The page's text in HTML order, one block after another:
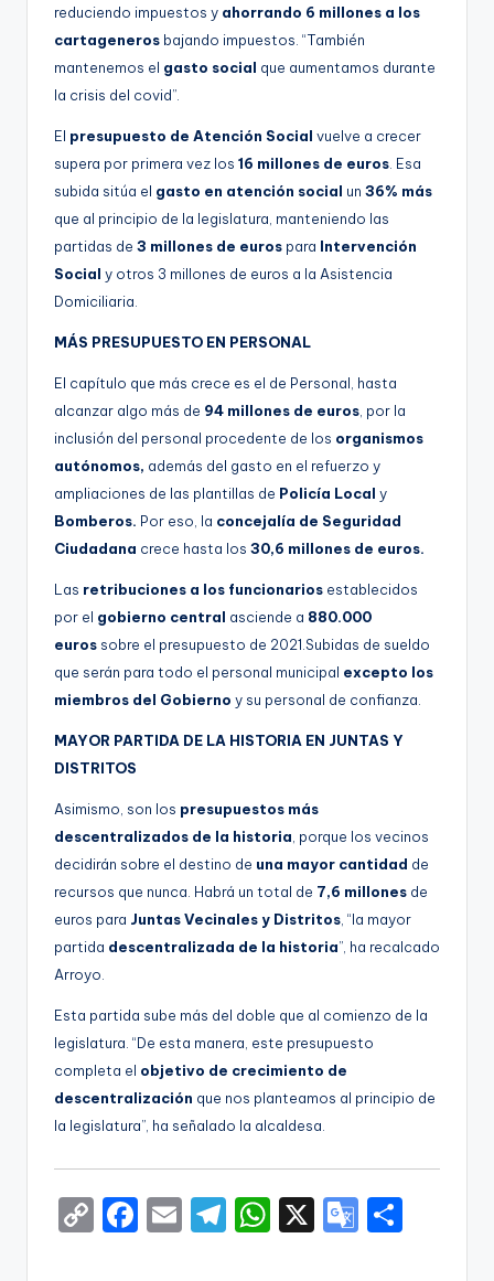
reduciendo impuestos y ahorrando 6 millones a los
cartageneros bajando impuestos. “También
mantenemos el gasto social que aumentamos durante
la crisis del covid”.
El presupuesto de Atención Social vuelve a crecer
supera por primera vez los 16 millones de euros. Esa
subida sitúa el gasto en atención social un 36% más
que al principio de la legislatura, manteniendo las
partidas de 3 millones de euros para Intervención
Social y otros 3 millones de euros a la Asistencia
Domiciliaria.
MÁS PRESUPUESTO EN PERSONAL
El capítulo que más crece es el de Personal, hasta
alcanzar algo más de 94 millones de euros, por la
inclusión del personal procedente de los organismos
autónomos, además del gasto en el refuerzo y
ampliaciones de las plantillas de Policía Local y
Bomberos. Por eso, la concejalía de Seguridad
Ciudadana crece hasta los 30,6 millones de euros.
Las retribuciones a los funcionarios establecidos
por el gobierno central asciende a 880.000
euros sobre el presupuesto de 2021.Subidas de sueldo
que serán para todo el personal municipal excepto los
miembros del Gobierno y su personal de confianza.
MAYOR PARTIDA DE LA HISTORIA EN JUNTAS Y
DISTRITOS
Asimismo, son los presupuestos más
descentralizados de la historia, porque los vecinos
decidirán sobre el destino de una mayor cantidad de
recursos que nunca. Habrá un total de 7,6 millones de
euros para Juntas Vecinales y Distritos, “la mayor
partida descentralizada de la historia”, ha recalcado
Arroyo.
Esta partida sube más del doble que al comienzo de la
legislatura. “De esta manera, este presupuesto
completa el objetivo de crecimiento de
descentralización que nos planteamos al principio de
la legislatura”, ha señalado la alcaldesa.
C F
E
T
W X
G